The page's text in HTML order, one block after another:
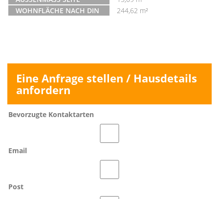
WOHNFLÄCHE NACH DIN
244,62 m²
Eine Anfrage stellen / Hausdetails
anfordern
Bevorzugte Kontaktarten
Email
Post